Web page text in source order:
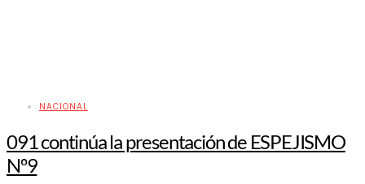
NACIONAL
091 continúa la presentación de ESPEJISMO
Nº9